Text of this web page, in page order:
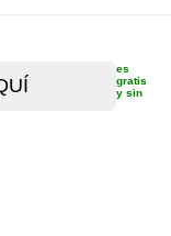
es
gratis
y sin